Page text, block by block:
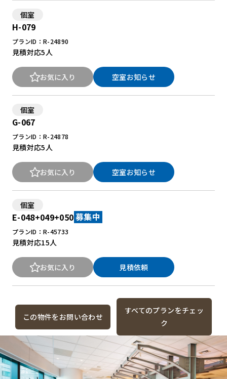
個室
H-079
プランID：R-24890
見積対応5人
お気に入り 空室お知らせ
個室
G-067
プランID：R-24878
見積対応5人
お気に入り 空室お知らせ
個室
E-048+049+050 募集中
プランID：R-45733
見積対応15人
お気に入り 見積依頼
この物件をお問い合わせ
すべてのプランをチェッ
ク